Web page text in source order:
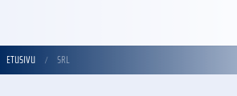
ETUSIVU SRL